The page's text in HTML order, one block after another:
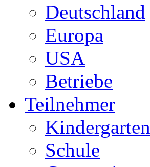
Deutschland
Europa
USA
Betriebe
Teilnehmer
Kindergarten
Schule